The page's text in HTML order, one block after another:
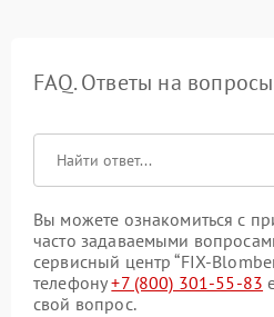
FAQ. Ответы на вопросы
Вы можете ознакомиться с
часто задаваемыми
сервисный центр “FIX-
телефону+7 (800) 301-55-83
свой вопрос.